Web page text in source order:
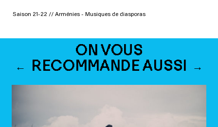
Saison 21-22 // Arménies - Musiques de diasporas
ON VOUS
RECOMMANDE AUSSI